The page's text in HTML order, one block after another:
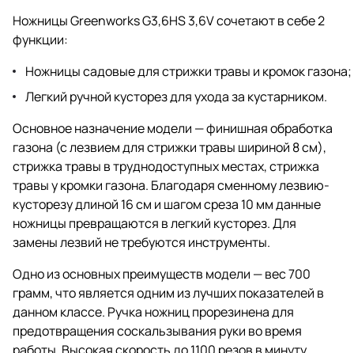
Ножницы Greenworks G3,6HS 3,6V сочетают в себе 2
функции:
Ножницы садовые для стрижки травы и кромок газона;
Легкий ручной кусторез для ухода за кустарником.
Основное назначение модели — финишная обработка
газона (с лезвием для стрижки травы шириной 8 см),
стрижка травы в труднодоступных местах, стрижка
травы у кромки газона. Благодаря сменному лезвию-
кусторезу длиной 16 см и шагом среза 10 мм данные
ножницы превращаются в легкий кусторез. Для
замены лезвий не требуются инструменты.
Одно из основных преимуществ модели — вес 700
грамм, что является одним из лучших показателей в
данном классе. Ручка ножниц прорезинена для
предотвращения соскальзывания руки во время